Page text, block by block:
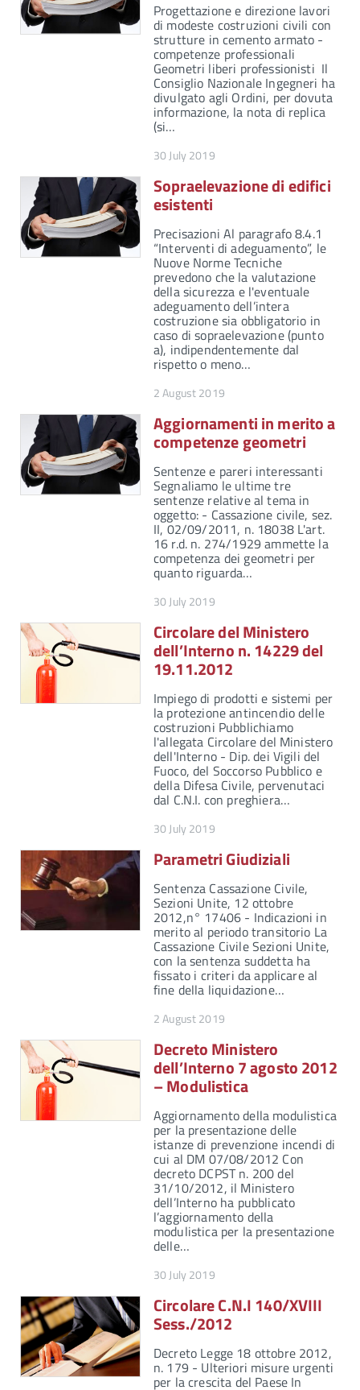
Progettazione e direzione lavori
di modeste costruzioni civili con
strutture in cemento armato -
competenze professionali
Geometri liberi professionisti Il
Consiglio Nazionale Ingegneri ha
divulgato agli Ordini, per dovuta
informazione, la nota di replica
(si…
30 July 2019
Sopraelevazione di edifici
esistenti
Precisazioni Al paragrafo 8.4.1
“Interventi di adeguamento”, le
Nuove Norme Tecniche
prevedono che la valutazione
della sicurezza e l'eventuale
adeguamento dell’intera
costruzione sia obbligatorio in
caso di sopraelevazione (punto
a), indipendentemente dal
rispetto o meno…
2 August 2019
Aggiornamenti in merito a
competenze geometri
Sentenze e pareri interessanti
Segnaliamo le ultime tre
sentenze relative al tema in
oggetto: - Cassazione civile, sez.
II, 02/09/2011, n. 18038 L'art.
16 r.d. n. 274/1929 ammette la
competenza dei geometri per
quanto riguarda…
30 July 2019
Circolare del Ministero
dell’Interno n. 14229 del
19.11.2012
Impiego di prodotti e sistemi per
la protezione antincendio delle
costruzioni Pubblichiamo
l'allegata Circolare del Ministero
dell'Interno - Dip. dei Vigili del
Fuoco, del Soccorso Pubblico e
della Difesa Civile, pervenutaci
dal C.N.I. con preghiera…
30 July 2019
Parametri Giudiziali
Sentenza Cassazione Civile,
Sezioni Unite, 12 ottobre
2012,n° 17406 - Indicazioni in
merito al periodo transitorio La
Cassazione Civile Sezioni Unite,
con la sentenza suddetta ha
fissato i criteri da applicare al
fine della liquidazione…
2 August 2019
Decreto Ministero
dell’Interno 7 agosto 2012
– Modulistica
Aggiornamento della modulistica
per la presentazione delle
istanze di prevenzione incendi di
cui al DM 07/08/2012 Con
decreto DCPST n. 200 del
31/10/2012, il Ministero
dell’Interno ha pubblicato
l’aggiornamento della
modulistica per la presentazione
delle…
30 July 2019
Circolare C.N.I 140/XVIII
Sess./2012
Decreto Legge 18 ottobre 2012,
n. 179 - Ulteriori misure urgenti
per la crescita del Paese In